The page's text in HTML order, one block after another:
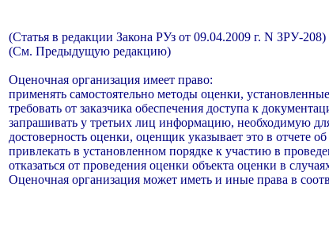
(Статья в редакции Закона РУз от 09.04.2009 г. N ЗРУ-208)
(См. Предыдущую редакцию)
Оценочная организация имеет право:
применять самостоятельно методы оценки,
требовать от заказчика обеспечения доступа к
запрашивать у третьих лиц информацию, необходимую
достоверность оценки, оценщик указывает это в отчете
привлекать в установленном порядке к участию в
отказаться от проведения оценки объекта оценки в
Оценочная организация может иметь и иные права в